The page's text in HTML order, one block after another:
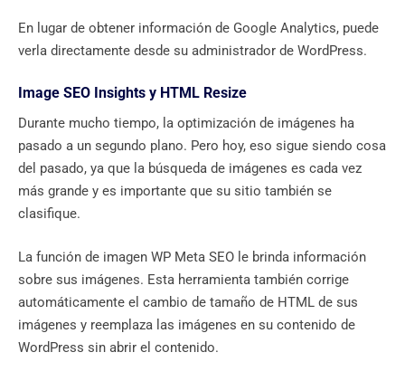
En lugar de obtener información de Google Analytics, puede
verla directamente desde su administrador de WordPress.
Image SEO Insights y HTML Resize
Durante mucho tiempo, la optimización de imágenes ha
pasado a un segundo plano. Pero hoy, eso sigue siendo cosa
del pasado, ya que la búsqueda de imágenes es cada vez
más grande y es importante que su sitio también se
clasifique.
La función de imagen WP Meta SEO le brinda información
sobre sus imágenes. Esta herramienta también corrige
automáticamente el cambio de tamaño de HTML de sus
imágenes y reemplaza las imágenes en su contenido de
WordPress sin abrir el contenido.